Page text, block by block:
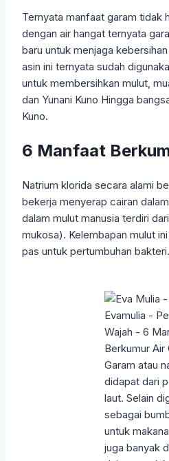
Ternyata manfaat garam tidak
dengan air hangat ternyata
baru untuk menjaga
asin ini ternyata sudah
untuk membersihkan mulut,
dan Yunani Kuno Hingga
Kuno.
6 Manfaat
Natrium klorida secara alami
bekerja menyerap cairan
dalam mulut manusia terdiri
mukosa). Kelembapan mulut
pas untuk pertumbuhan bakteri.